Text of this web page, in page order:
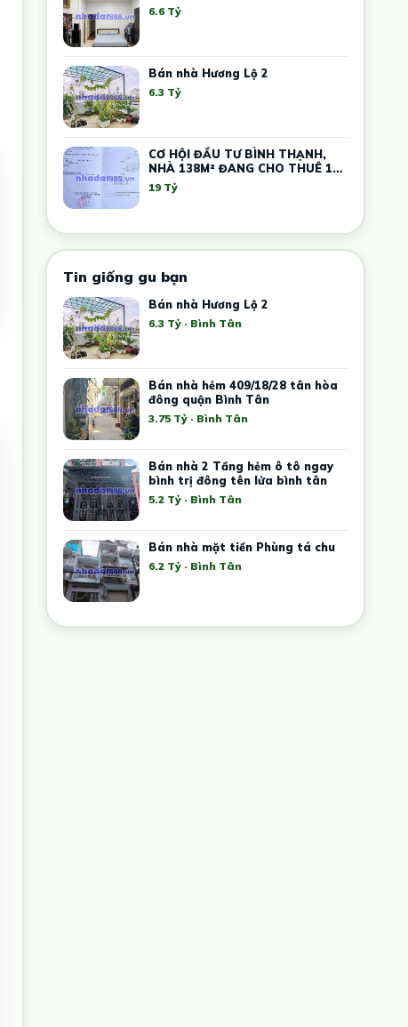
6.6 Tỷ
Bán nhà Hương Lộ 2
6.3 Tỷ
CƠ HỘI ĐẦU TƯ BÌNH THẠNH,
NHÀ 138M² ĐANG CHO THUÊ 17
PHÒNG TRỌ, GIÁ CHỈ 19 TỶ
19 Tỷ
Tin giống gu bạn
Bán nhà Hương Lộ 2
6.3 Tỷ · Bình Tân
Bán nhà hẻm 409/18/28 tân hòa
đông quận Bình Tân
3.75 Tỷ · Bình Tân
Bán nhà 2 Tầng hẻm ô tô ngay
bình trị đông tên lửa bình tân
5.2 Tỷ · Bình Tân
Bán nhà mặt tiền Phùng tá chu
6.2 Tỷ · Bình Tân